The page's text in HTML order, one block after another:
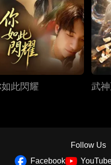
此閃耀 武
Follow Us
Facebook